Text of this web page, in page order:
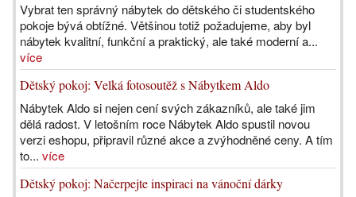
Vybrat ten správný nábytek do dětského či studentského
pokoje bývá obtížné. Většinou totiž požadujeme, aby byl
nábytek kvalitní, funkční a praktický, ale také moderní a...
více
Dětský pokoj: Velká fotosoutěž s Nábytkem Aldo
Nábytek Aldo si nejen cení svých zákazníků, ale také jim
dělá radost. V letošním roce Nábytek Aldo spustil novou
verzi eshopu, připravil různé akce a zvýhodněné ceny. A tím
to... více
Dětský pokoj: Načerpejte inspiraci na vánoční dárky